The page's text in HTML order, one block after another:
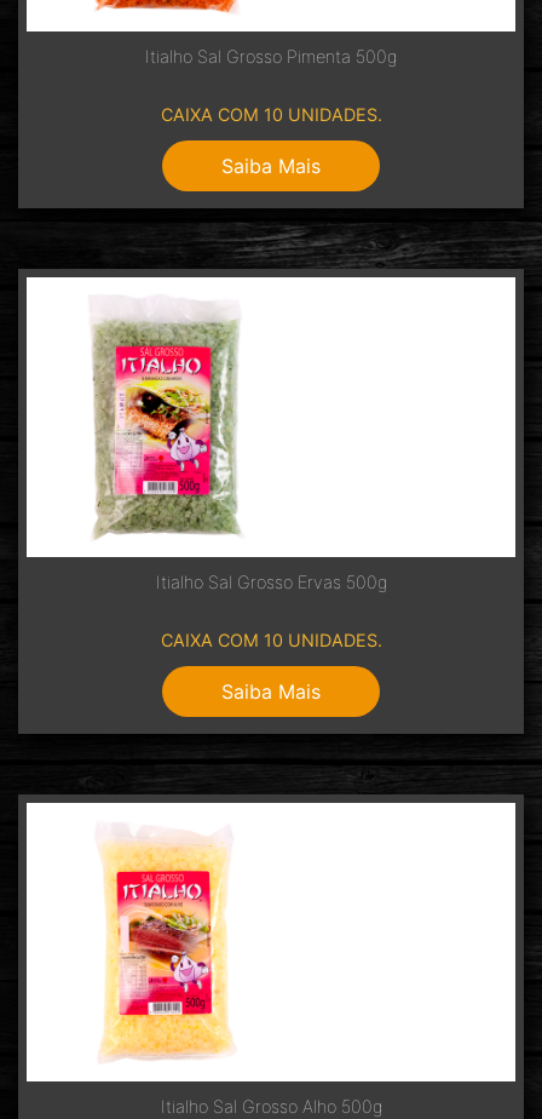
Itialho Sal Grosso Pimenta 500g
CAIXA COM 10 UNIDADES.
Saiba Mais
Itialho Sal Grosso Ervas 500g
CAIXA COM 10 UNIDADES.
Saiba Mais
Itialho Sal Grosso Alho 500g